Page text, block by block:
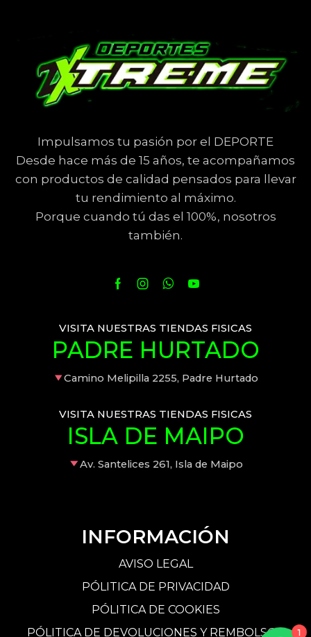
Impulsamos tu pasión por el DEPORTE
Desde hace más de 15 años, te acompañamos
con productos de calidad pensados para llevar
tu rendimiento al máximo.
Porque cuando tú das el 100%, nosotros
también.
VISITA NUESTRAS TIENDAS FISICAS
PADRE HURTADO
Camino Melipilla 2255, Padre Hurtado
VISITA NUESTRAS TIENDAS FISICAS
ISLA DE MAIPO
Av. Santelices 261, Isla de Maipo
INFORMACIÓN
AVISO LEGAL
PÓLITICA DE PRIVACIDAD
PÓLITICA DE COOKIES
PÓLITICA DE DEVOLUCIONES Y REMBOLSOS
1